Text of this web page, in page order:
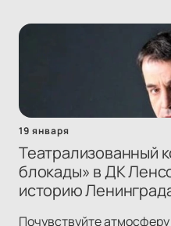
19 января
Театрализованный
блокады» в ДК
историю
Почувствуйте